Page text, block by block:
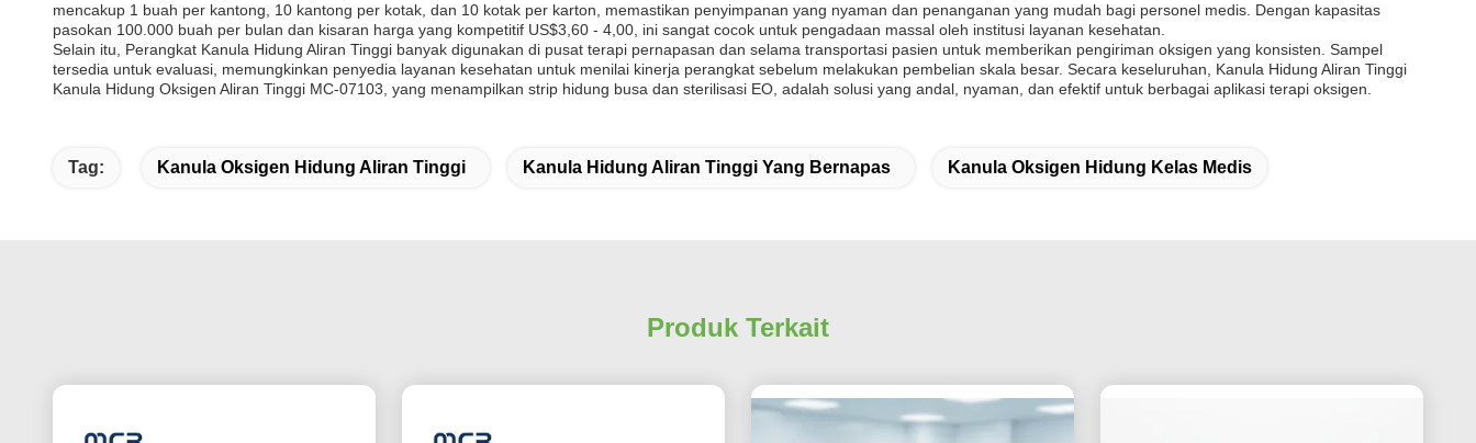
mencakup 1 buah per kantong, 10 kantong per kotak, dan 10 kotak per karton, memastikan penyimpanan yang nyaman dan penanganan yang mudah bagi personel medis. Dengan kapasitas
pasokan 100.000 buah per bulan dan kisaran harga yang kompetitif US$3,60 - 4,00, ini sangat cocok untuk pengadaan massal oleh institusi layanan kesehatan.
Selain itu, Perangkat Kanula Hidung Aliran Tinggi banyak digunakan di pusat terapi pernapasan dan selama transportasi pasien untuk memberikan pengiriman oksigen yang konsisten. Sampel
tersedia untuk evaluasi, memungkinkan penyedia layanan kesehatan untuk menilai kinerja perangkat sebelum melakukan pembelian skala besar. Secara keseluruhan, Kanula Hidung Aliran Tinggi
Kanula Hidung Oksigen Aliran Tinggi MC-07103, yang menampilkan strip hidung busa dan sterilisasi EO, adalah solusi yang andal, nyaman, dan efektif untuk berbagai aplikasi terapi oksigen.
Tag: Kanula Oksigen Hidung Aliran Tinggi Kanula Hidung Aliran Tinggi Yang Bernapas Kanula Oksigen Hidung Kelas Medis
Produk Terkait